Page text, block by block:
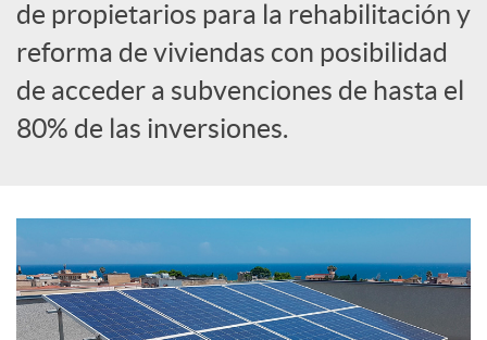
o
n
e
n
de propietarios para la rehabilitación y
reforma de viviendas con posibilidad
de acceder a subvenciones de hasta el
80% de las inversiones.